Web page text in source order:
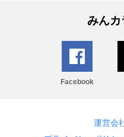
みんカ
Facebook
運営会